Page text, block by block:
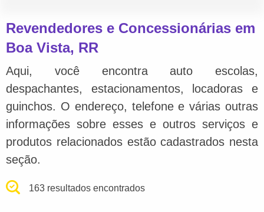
Revendedores e Concessionárias em
Boa Vista, RR
Aqui, você encontra auto escolas,
despachantes, estacionamentos, locadoras e
guinchos. O endereço, telefone e várias outras
informações sobre esses e outros serviços e
produtos relacionados estão cadastrados nesta
seção.
163 resultados encontrados